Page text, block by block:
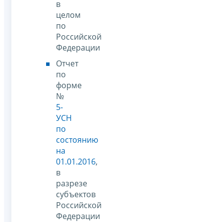
в
целом
по
Российской
Федерации
Отчет
по
форме
№
5-
УСН
по
состоянию
на
01.01.2016,
в
разрезе
субъектов
Российской
Федерации